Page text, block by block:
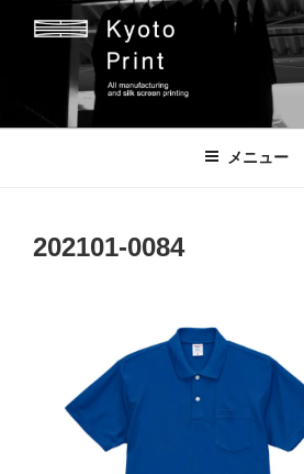
京都プリント
京都市のオリジナルプリント会社
メニュー
202101-0084